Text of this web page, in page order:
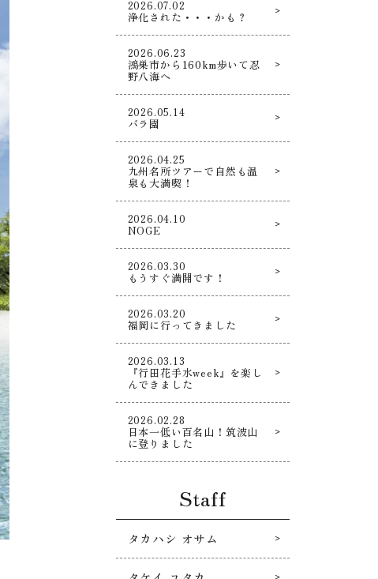
2026.07.02
浄化された・・・かも？
2026.06.23
鴻巣市から160km歩いて忍
野八海へ
2026.05.14
バラ園
2026.04.25
九州名所ツアーで自然も温
泉も大満喫！
2026.04.10
NOGE
2026.03.30
もうすぐ満開です！
2026.03.20
福岡に行ってきました
2026.03.13
『行田花手水week』を楽し
んできました
2026.02.28
日本一低い百名山！筑波山
に登りました
Staff
タカハシ オサム